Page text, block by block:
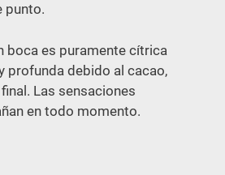
punto.
boca es puramente cítrica
profunda debido al cacao,
Las sensaciones
en todo momento.